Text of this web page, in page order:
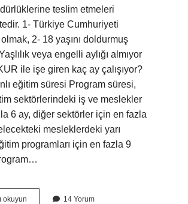
teslim etmeleri
1- Türkiye Cumhuriyeti
2- 18 yaşını doldurmuş
veya engelli aylığı almıyor
ile işe giren kaç ay çalışıyor?
eğitim süresi Program süresi,
sektörlerindeki iş ve meslekler
6 ay, diğer sektörler için en fazla
mesleklerdeki yarı
programları için en fazla 9
okuyun 14 Yorum